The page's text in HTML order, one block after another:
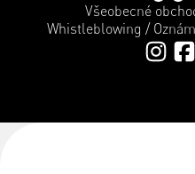
Všeobecné
Whistleblowing /